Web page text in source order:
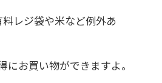
レジ袋や米など例外あ
お買い物ができますよ。